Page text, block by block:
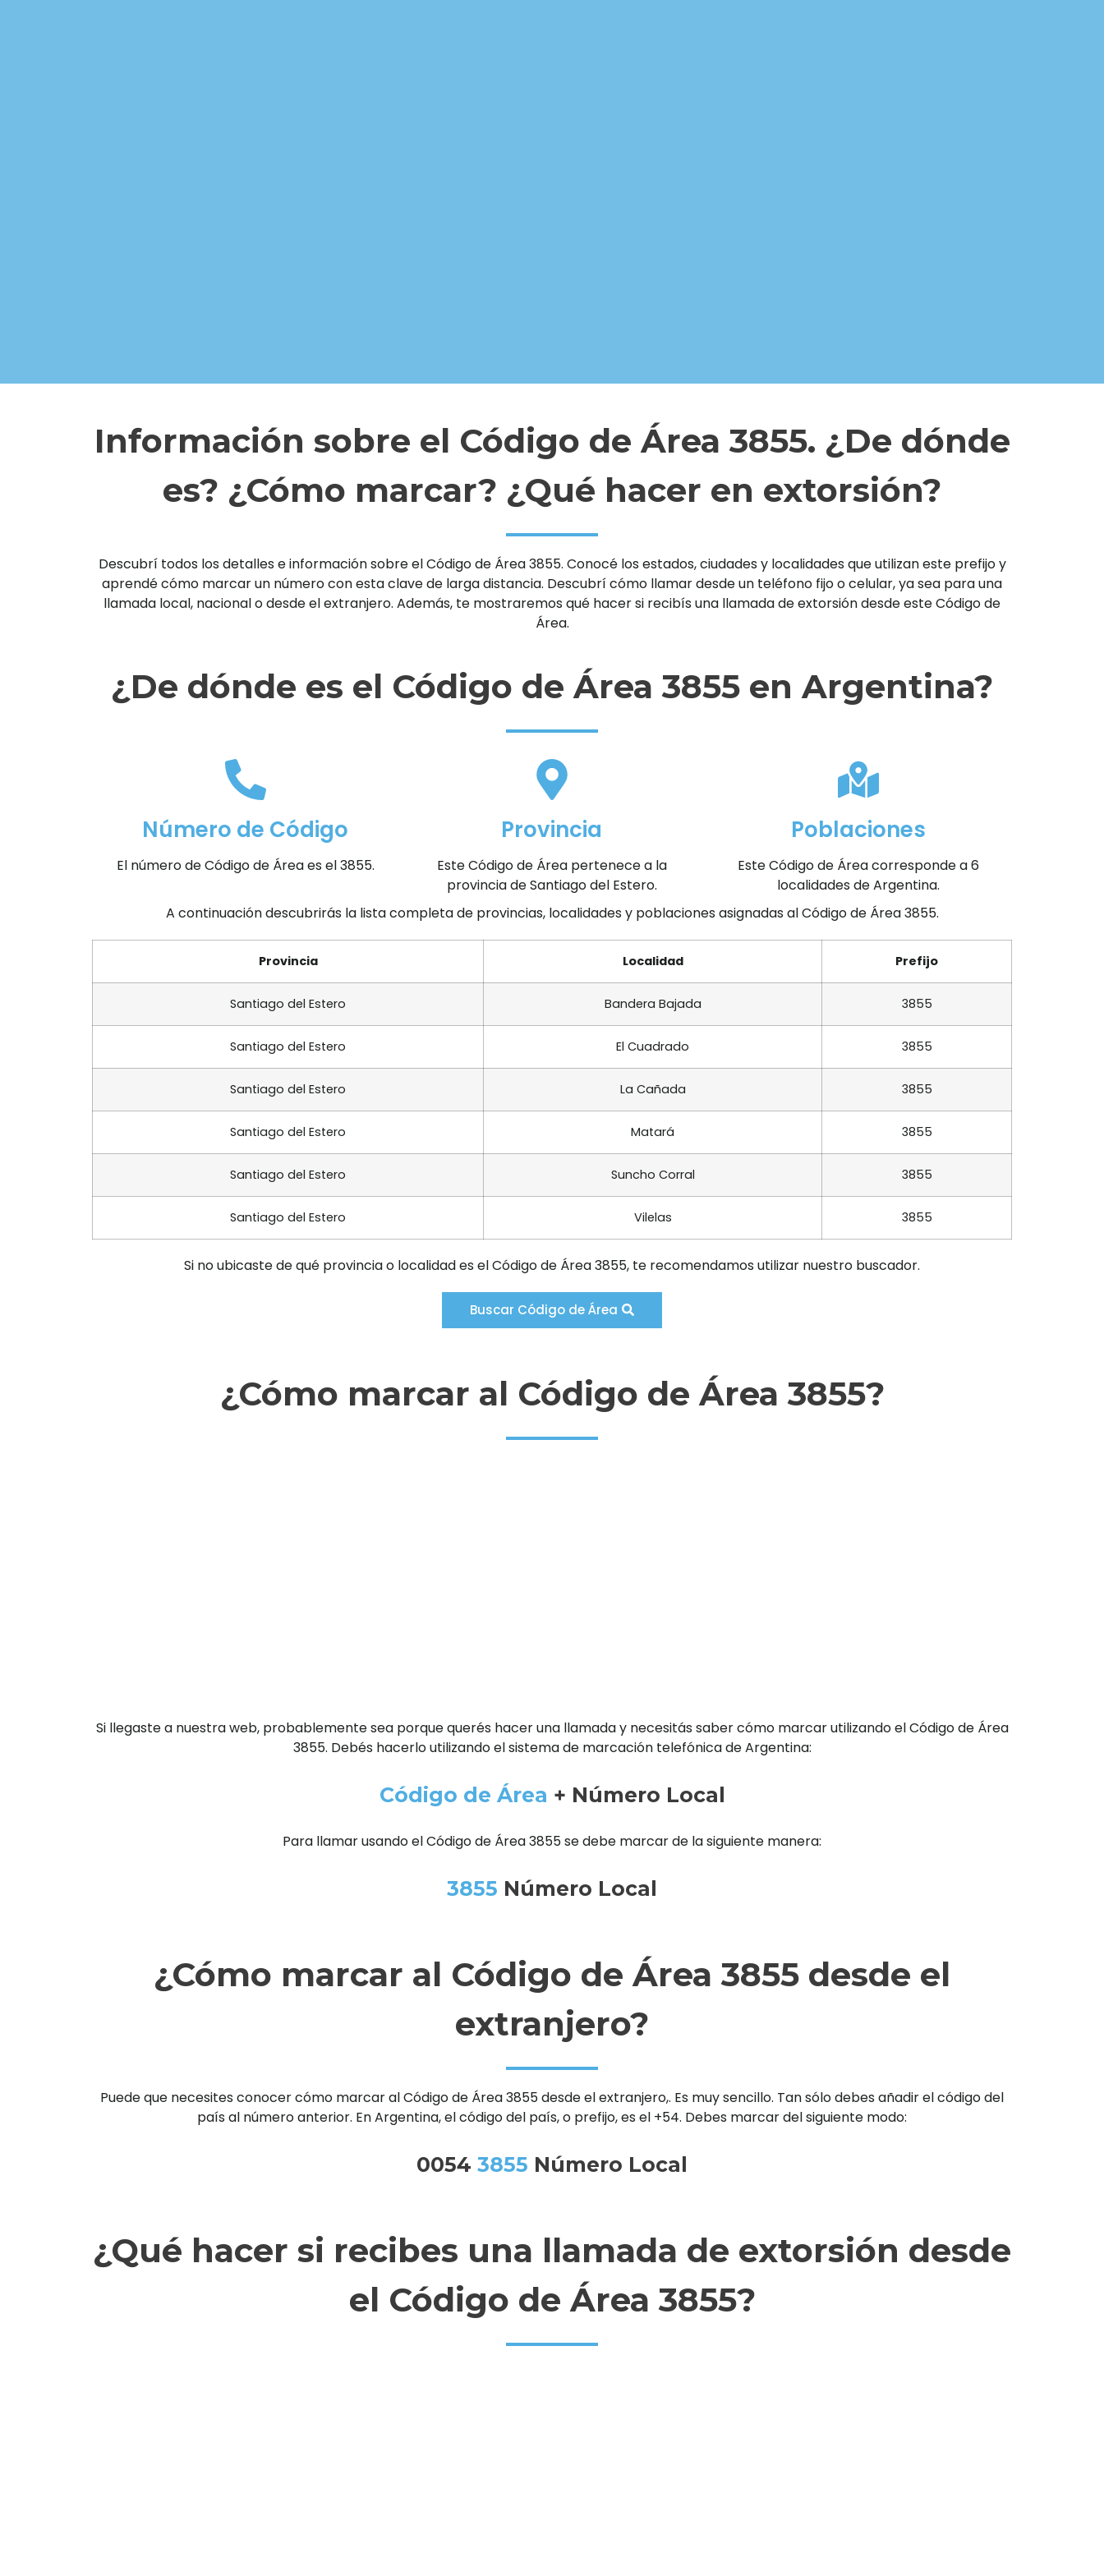
Información sobre el Código de Área 3855. ¿De dónde
es? ¿Cómo marcar? ¿Qué hacer en extorsión?
Descubrí todos los detalles e información sobre el Código de Área 3855. Conocé los estados, ciudades y localidades que utilizan este prefijo y
aprendé cómo marcar un número con esta clave de larga distancia. Descubrí cómo llamar desde un teléfono fijo o celular, ya sea para una
llamada local, nacional o desde el extranjero. Además, te mostraremos qué hacer si recibís una llamada de extorsión desde este Código de
Área.
¿De dónde es el Código de Área 3855 en Argentina?
Número de Código
El número de Código de Área es el 3855.
Provincia
Este Código de Área pertenece a la
provincia de Santiago del Estero.
Poblaciones
Este Código de Área corresponde a 6
localidades de Argentina.
A continuación descubrirás la lista completa de provincias, localidades y poblaciones asignadas al Código de Área 3855.
Provincia Localidad Prefijo
Santiago del Estero Bandera Bajada 3855
Santiago del Estero El Cuadrado 3855
Santiago del Estero La Cañada 3855
Santiago del Estero Matará 3855
Santiago del Estero Suncho Corral 3855
Santiago del Estero Vilelas 3855
Si no ubicaste de qué provincia o localidad es el Código de Área 3855, te recomendamos utilizar nuestro buscador.
Buscar Código de Área
¿Cómo marcar al Código de Área 3855?
Si llegaste a nuestra web, probablemente sea porque querés hacer una llamada y necesitás saber cómo marcar utilizando el Código de Área
3855. Debés hacerlo utilizando el sistema de marcación telefónica de Argentina:
Código de Área + Número Local
Para llamar usando el Código de Área 3855 se debe marcar de la siguiente manera:
3855 Número Local
¿Cómo marcar al Código de Área 3855 desde el
extranjero?
Puede que necesites conocer cómo marcar al Código de Área 3855 desde el extranjero,. Es muy sencillo. Tan sólo debes añadir el código del
país al número anterior. En Argentina, el código del país, o prefijo, es el +54. Debes marcar del siguiente modo:
0054 3855 Número Local
¿Qué hacer si recibes una llamada de extorsión desde
el Código de Área 3855?